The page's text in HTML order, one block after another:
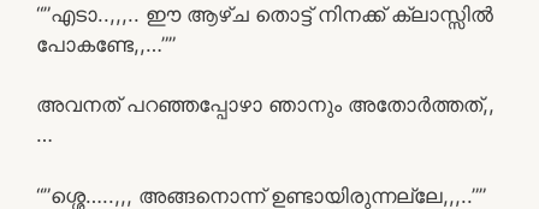
“”എടാ..,,,.. ഈ ആഴ്ച തൊട്ട് നിനക്ക് ക്ലാസ്സിൽ
പോകണ്ടേ,,…””
അവനത് പറഞ്ഞപ്പോഴാ ഞാനും അതോർത്തത്,,
…
“”ശ്ശെ…..,,, അങ്ങനൊന്ന് ഉണ്ടായിരുന്നല്ലേ,,,..””